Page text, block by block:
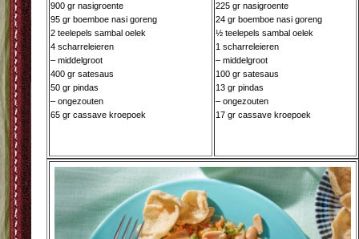
900 gr nasigroente
95 gr boemboe nasi goreng
2 teelepels sambal oelek
4 scharreleieren
– middelgroot
400 gr satesaus
50 gr pindas
– ongezouten
65 gr cassave kroepoek
225 gr nasigroente
24 gr boemboe nasi goreng
½ teelepels sambal oelek
1 scharreleieren
– middelgroot
100 gr satesaus
13 gr pindas
– ongezouten
17 gr cassave kroepoek